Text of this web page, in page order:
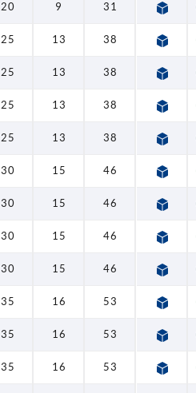
20 9 31
25 13 38
25 13 38
25 13 38
25 13 38
30 15 46
30 15 46
30 15 46
30 15 46
35 16 53
35 16 53
35 16 53